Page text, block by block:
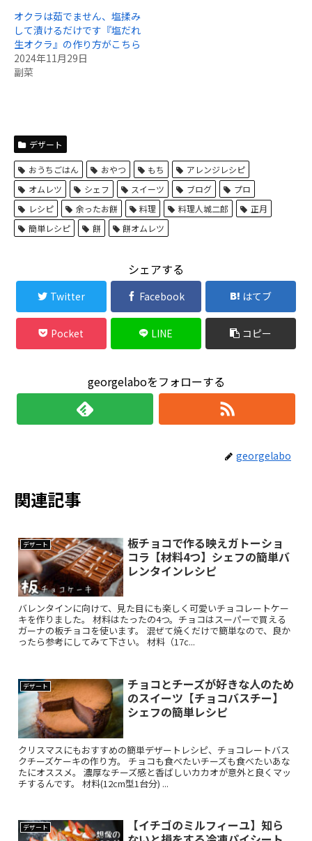
オクラは茹でません、塩揉み
して漬けるだけです『塩だれ
生オクラ』の作り方がこちら
2024年11月29日
副菜
デザート
おうちごはん おやつ もち
アレンジレシピ
オムレツ
シェフ スイーツ ブログ
プロ
レシピ
余ったお餅 料理 料理人城二郎
正月
簡単レシピ
餅 餅オムレツ
シェアする
Twitter Facebook はてブ
Pocket LINE コピー
georgelaboをフォローする
georgelabo
関連記事
デザート
板チョコで作る映えガトーショ
コラ【材料4つ】シェフの簡単バ
レンタインレシピ
バレンタインに向けて、見た目にも楽しく可愛いチョコレートケー
キを作りました。 材料はたったの4つ。チョコはスーパーで買える
ガーナの板チョコを使います。 混ぜて焼くだけで簡単なので、良か
ったら参考にしてみて下さい。 材料（17c...
デザート
チョコとチーズが好きな人のため
のスイーツ【チョコバスチー】
シェフの簡単レシピ
クリスマスにもおすすめの簡単デザートレシピ、チョコレートバス
クチーズケーキの作り方。 チョコも食べたいチーズも食べたいあな
たにオススメ。 濃厚なチーズ感と香ばしいカカオが意外と良くマッ
チするんです。 材料(12cm型1台分) ...
デザート
【イチゴのミルフィーユ】知ら